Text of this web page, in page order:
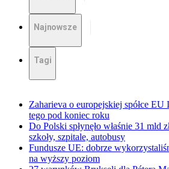
Najnowsze
Tagi
Zaharieva o europejskiej spółce
tego pod koniec roku
Do Polski spłynęło właśnie 31 mld
szkoły, szpitale, autobusy
Fundusze UE: dobrze
na wyższy poziom